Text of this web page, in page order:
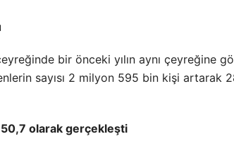
bir önceki yılın aynı çeyreğine
sayısı 2 milyon 595 bin kişi artarak
50,7 olarak gerçekleşti